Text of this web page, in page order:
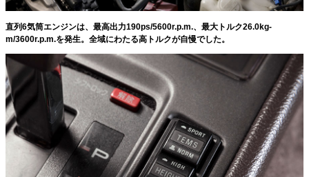
直列6気筒エンジンは、最高出力190ps/5600r.p.m.、最大トルク26.0kg-
m/3600r.p.m.を発生。全域にわたる高トルクが自慢でした。